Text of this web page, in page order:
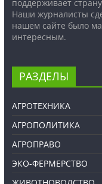
поддерживает
Наши журналисты
нашем сайте было
интересным.
РАЗДЕЛЫ
АГРОТЕХНИКА
АГРОПОЛИТИКА
АГРОПРАВО
ЭКО-ФЕРМЕРСТВО